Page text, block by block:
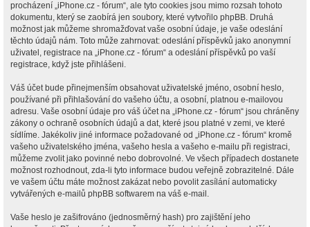
procházení „iPhone.cz - fórum“, ale tyto cookies jsou mimo rozsah tohoto
dokumentu, který se zaobírá jen soubory, které vytvořilo phpBB. Druhá
možnost jak můžeme shromažďovat vaše osobní údaje, je vaše odeslání
těchto údajů nám. Toto může zahrnovat: odeslání příspěvků jako anonymní
uživatel, registrace na „iPhone.cz - fórum“ a odeslání příspěvků po vaší
registrace, když jste přihlášeni.
Váš účet bude přinejmenším obsahovat uživatelské jméno, osobní heslo,
používané při přihlašování do vašeho účtu, a osobní, platnou e-mailovou
adresu. Vaše osobní údaje pro váš účet na „iPhone.cz - fórum“ jsou chráněny
zákony o ochraně osobních údajů a dat, které jsou platné v zemi, ve které
sídlíme. Jakékoliv jiné informace požadované od „iPhone.cz - fórum“ kromě
vašeho uživatelského jména, vašeho hesla a vašeho e-mailu při registraci,
můžeme zvolit jako povinné nebo dobrovolné. Ve všech případech dostanete
možnost rozhodnout, zda-li tyto informace budou veřejně zobrazitelné. Dále
ve vašem účtu máte možnost zakázat nebo povolit zasílání automaticky
vytvářených e-mailů phpBB softwarem na váš e-mail.
Vaše heslo je zašifrováno (jednosměrný hash) pro zajištění jeho